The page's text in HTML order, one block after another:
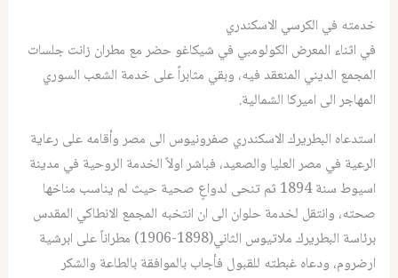
خدمته في الكرسي الاسكندري
في اثناء المعرض الكولومبي في شيكاغو حضر مع مطران زانت جلسات
المجمع الديني المنعقد فيه، وبقي مثابراً على خدمة الشعب السوري
المهاجر الى اميركا الشمالية.
استدعاه البطريرك الاسكندري صفرونيوس الى مصر وأقامه على رعاية
الرعية في مصر العليا والصعيد، فباشر اولاً الخدمة الروحية في مدينة
اسيوط سنة 1894 ثم تنحى لدواعٍ صحية حيث لم يناسب مناخها
صحته، وانتقل لخدمة حلوان الى ان انتخبه المجمع الانطاكي المقدس
برئاسة البطريرك ملاتيوس الثاني(1898-1906) مطراناً على ابرشية
ارضروم، ودعاه غبطته للقبول فأجاب بالموافقة بالطاعة والشكر